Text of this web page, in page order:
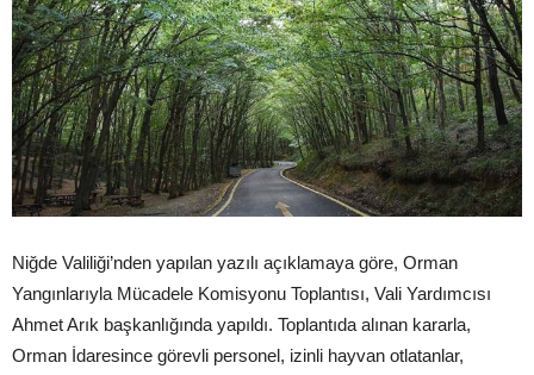
Niğde Valiliği’nden yapılan yazılı açıklamaya göre, Orman
Yangınlarıyla Mücadele Komisyonu Toplantısı, Vali Yardımcısı
Ahmet Arık başkanlığında yapıldı. Toplantıda alınan kararla,
Orman İdaresince görevli personel, izinli hayvan otlatanlar,